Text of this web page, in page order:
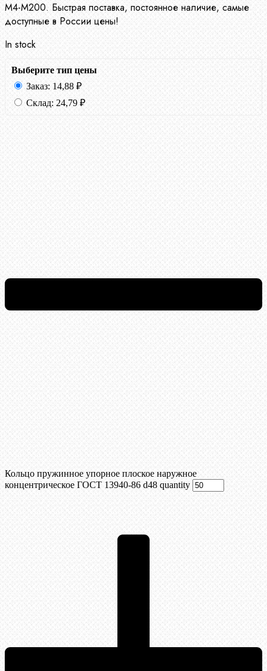
М4-М200. Быстрая поставка, постоянное наличие, самые
доступные в России цены!
In stock
Выберите тип цены
Заказ: 14,88 ₽
Склад: 24,79 ₽
Кольцо пружинное упорное плоское наружное
концентрическое ГОСТ 13940-86 d48 quantity